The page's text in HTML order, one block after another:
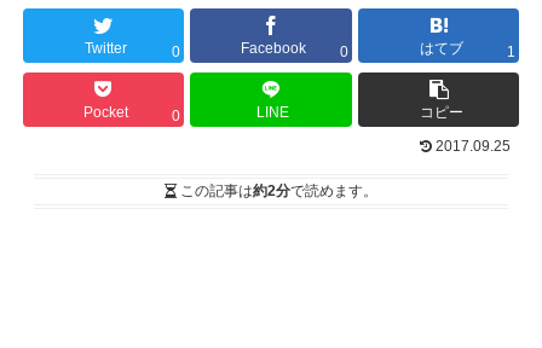
Twitter 0 Facebook 0 はてブ 1
Pocket 0 LINE
コピー
2017.09.25
この記事は約2分で読めます。